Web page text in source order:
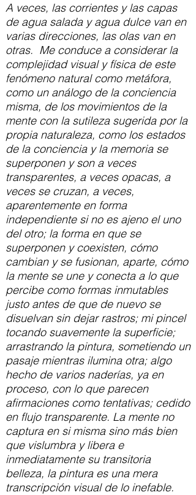
A veces, las corrientes y las capas
de agua salada y agua dulce van en
varias direcciones, las olas van en
otras. Me conduce a considerar la
complejidad visual y física de este
fenómeno natural como metáfora,
como un análogo de la conciencia
misma, de los movimientos de la
mente con la sutileza sugerida por la
propia naturaleza, como los estados
de la conciencia y la memoria se
superponen y son a veces
transparentes, a veces opacas, a
veces se cruzan, a veces,
aparentemente en forma
independiente si no es ajeno el uno
del otro; la forma en que se
superponen y coexisten, cómo
cambian y se fusionan, aparte, cómo
la mente se une y conecta a lo que
percibe como formas inmutables
justo antes de que de nuevo se
disuelvan sin dejar rastros; mi pincel
tocando suavemente la superficie;
arrastrando la pintura, sometiendo un
pasaje mientras ilumina otra; algo
hecho de varios naderías, ya en
proceso, con lo que parecen
afirmaciones como tentativas; cedido
en flujo transparente. La mente no
captura en si misma sino más bien
que vislumbra y libera e
inmediatamente su transitoria
belleza, la pintura es una mera
transcripción visual de lo inefable.